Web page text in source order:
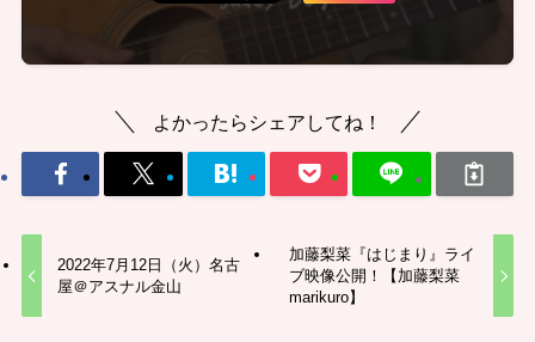
よかったらシェアしてね！
2022年7月12日（火）名古
屋＠アスナル金山
加藤梨菜『はじまり』ライ
ブ映像公開！【加藤梨菜
marikuro】